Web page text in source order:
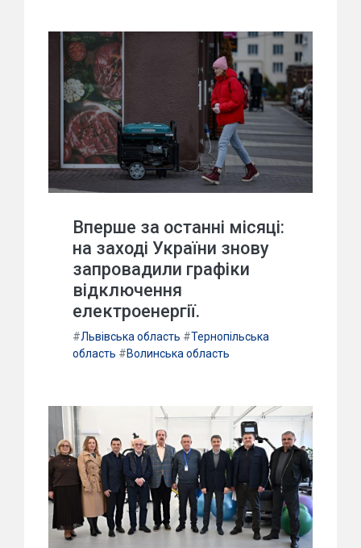
Вперше за останні місяці:
на заході України знову
запровадили графіки
відключення
електроенергії.
#Львівська область #Тернопільська
область #Волинська область